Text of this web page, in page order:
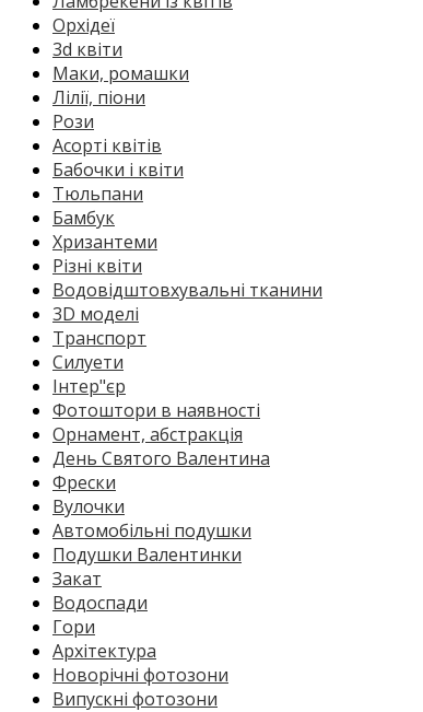
Орхідеї
3d квіти
Маки, ромашки
Лілії, піони
Рози
Асорті квітів
Бабочки і квіти
Тюльпани
Бамбук
Хризантеми
Різні квіти
Водовідштовхувальні тканини
3D моделі
Транспорт
Силуети
Інтер"єр
Фотоштори в наявності
Орнамент, абстракція
День Святого Валентина
Фрески
Вулочки
Автомобільні подушки
Подушки Валентинки
Закат
Водоспади
Гори
Архітектура
Новорічні фотозони
Випускні фотозони